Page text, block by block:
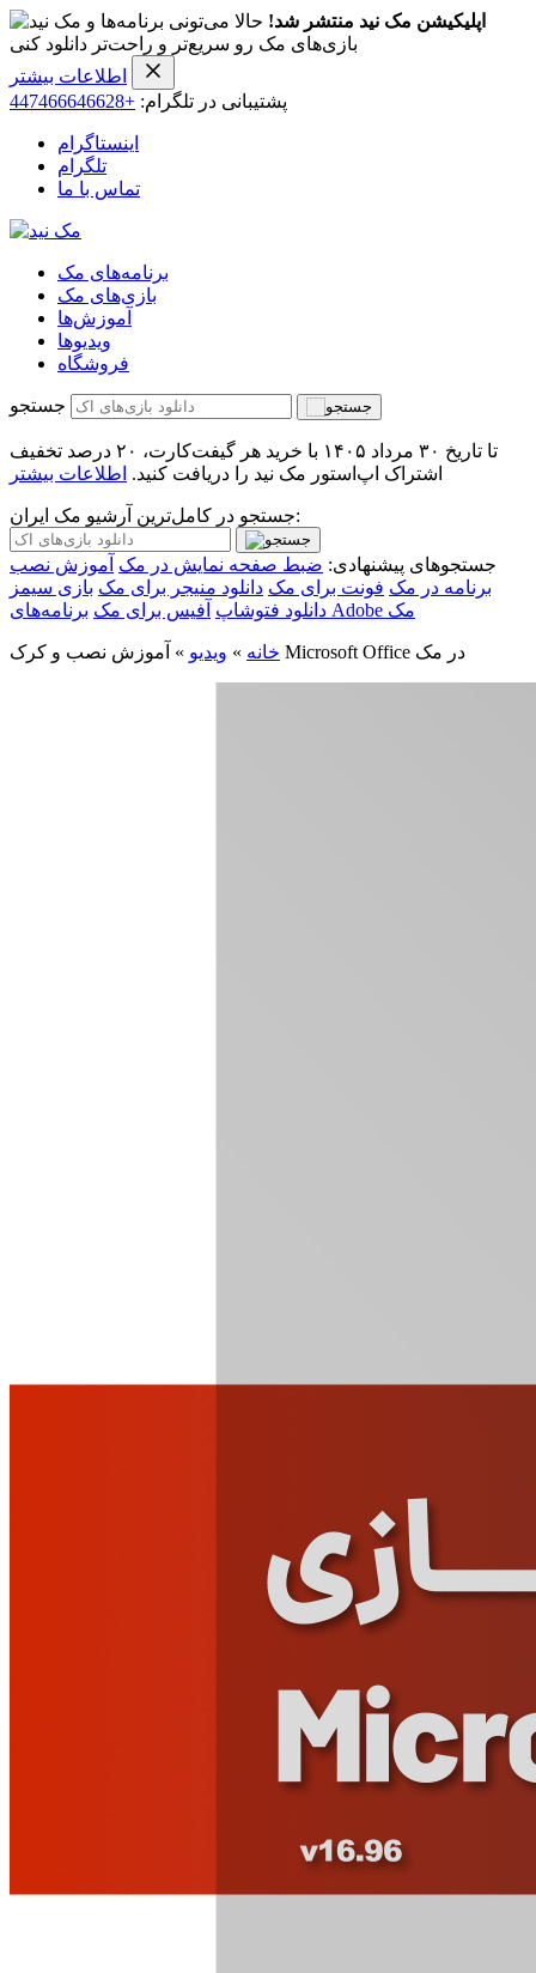
اپلیکیشن مک نید منتشر شد! حالا می‌تونی برنامه‌ها و
بازی‌های مک رو سریع‌تر و راحت‌تر دانلود کنی
اطلاعات بیشتر
پشتیبانی در تلگرام: +447466646628
اینستاگرام
تلگرام
تماس با ما
برنامه‌های مک
بازی‌های مک
آموزش‌ها
ویدیو‌ها
فروشگاه
جستجو
تا تاریخ ۳۰ مرداد ۱۴۰۵ با خرید هر گیفت‌کارت، ۲۰ درصد تخفیف
اشتراک اپ‌استور مک نید را دریافت کنید. اطلاعات بیشتر
جستجو در کامل‌ترین آرشیو مک ایران:
جستجوهای پیشنهادی: ضبط صفحه نمایش در مک آموزش نصب
برنامه در مک فونت برای مک دانلود منیجر برای مک بازی سیمز
دانلود فتوشاپ آفیس برای مک برنامه‌های Adobe مک
خانه » ویدیو » آموزش نصب و کرک Microsoft Office در مک